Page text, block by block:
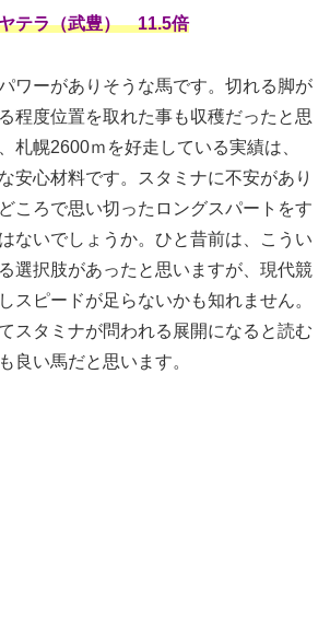
テラ（武豊） 11.5倍
ワーがありそうな馬です。切れる脚が
程度位置を取れた事も収穫だったと思
札幌2600ｍを好走している実績は、
安心材料です。スタミナに不安があり
ころで思い切ったロングスパートをす
ないでしょうか。ひと昔前は、こうい
選択肢があったと思いますが、現代競
スピードが足らないかも知れません。
スタミナが問われる展開になると読む
良い馬だと思います。